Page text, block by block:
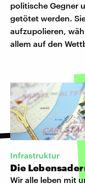
politische Gegner
getötet werden.
aufzupolieren,
allem auf den
Infrastruktur
Die
Wir alle leben mit